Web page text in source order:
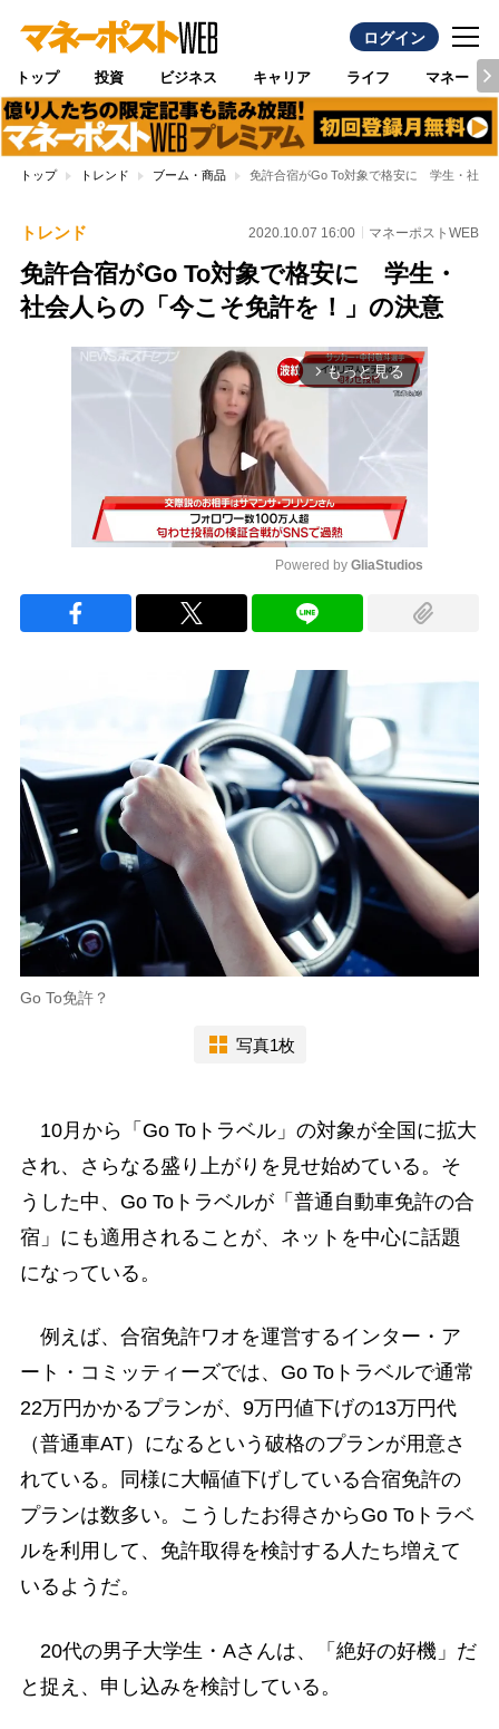
ログイン
トップ 投資 ビジネス キャリア ライフ マネー
トップ トレンド ブーム・商品 免許合宿がGo To対象で格安に 学生・社会
トレンド 2020.10.07 16:00 マネーポストWEB
免許合宿がGo To対象で格安に 学生・
社会人らの「今こそ免許を！」の決意
arrow_forward_ios もっと見る
Powered by GliaStudios
Go To免許？
写真1枚
10月から「Go Toトラベル」の対象が全国に拡大
され、さらなる盛り上がりを見せ始めている。そ
うした中、Go Toトラベルが「普通自動車免許の合
宿」にも適用されることが、ネットを中心に話題
になっている。
例えば、合宿免許ワオを運営するインター・ア
ート・コミッティーズでは、Go Toトラベルで通常
22万円かかるプランが、9万円値下げの13万円代
（普通車AT）になるという破格のプランが用意さ
れている。同様に大幅値下げしている合宿免許の
プランは数多い。こうしたお得さからGo Toトラベ
ルを利用して、免許取得を検討する人たち増えて
いるようだ。
20代の男子大学生・Aさんは、「絶好の好機」だ
と捉え、申し込みを検討している。